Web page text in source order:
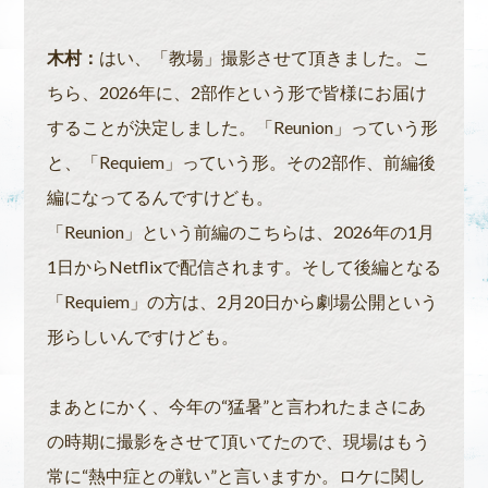
木村： はい、「教場」撮影させて頂きました。こ
ちら、2026年に、2部作という形で皆様にお届け
することが決定しました。「Reunion」っていう形
と、「Requiem」っていう形。その2部作、前編後
編になってるんですけども。
「Reunion」という前編のこちらは、2026年の1月
1日からNetflixで配信されます。そして後編となる
「Requiem」の方は、2月20日から劇場公開という
形らしいんですけども。
まあとにかく、今年の“猛暑”と言われたまさにあ
の時期に撮影をさせて頂いてたので、現場はもう
常に“熱中症との戦い”と言いますか。ロケに関し